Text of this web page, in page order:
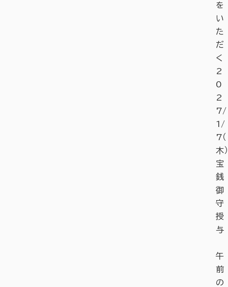
を
い
た
だ
く
2
0
2
7/
1/
7（
木）
宝
銭
御
守
授
与
午
前
の